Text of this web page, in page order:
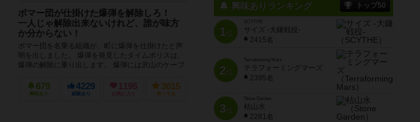
ボマー団が仕掛けた爆弾を解除しろ！
一人じゃ解除出来ないけれど、誰が味方
か分からない！
ボマー団を名乗る組織が、町に爆弾を仕掛けたと声
明を出しました。 爆弾を発見したタイムポリスは、
爆弾の解除に乗り出します。 爆弾には沢山のケーブ
679
興味あり
4229
経験あり
1195
お気に入り
3015
持ってる
興味ありランキング トップ50
1位
SCYTHE
サイズ -大鎌戦役-
2415名
2位
Terraforming Mars
テラフォーミングマーズ
2395名
3位
Stone Garden
枯山水
2281名